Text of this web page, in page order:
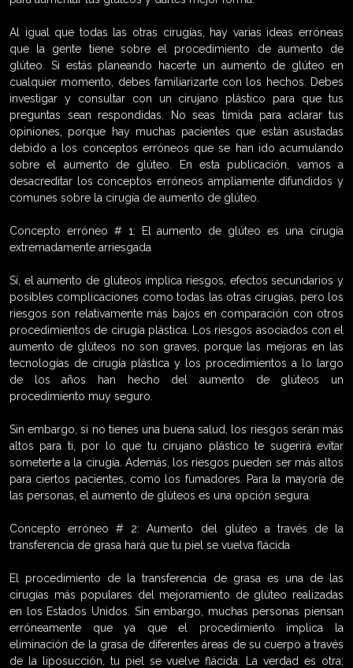
Al igual que todas las otras cirugías, hay varias ideas erróneas
que la gente tiene sobre el procedimiento de aumento de
glúteo. Si estás planeando hacerte un aumento de glúteo en
cualquier momento, debes familiarizarte con los hechos. Debes
investigar y consultar con un cirujano plástico para que tus
preguntas sean respondidas. No seas tímida para aclarar tus
opiniones, porque hay muchas pacientes que están asustadas
debido a los conceptos erróneos que se han ido acumulando
sobre el aumento de glúteo. En esta publicación, vamos a
desacreditar los conceptos erróneos ampliamente difundidos y
comunes sobre la cirugía de aumento de glúteo.
Concepto erróneo # 1: El aumento de glúteo es una cirugía
extremadamente arriesgada
Sí, el aumento de glúteos implica riesgos, efectos secundarios y
posibles complicaciones como todas las otras cirugías, pero los
riesgos son relativamente más bajos en comparación con otros
procedimientos de cirugía plástica. Los riesgos asociados con el
aumento de glúteos no son graves, porque las mejoras en las
tecnologías de cirugía plástica y los procedimientos a lo largo
de los años han hecho del aumento de glúteos un
procedimiento muy seguro.
Sin embargo, si no tienes una buena salud, los riesgos serán más
altos para ti, por lo que tu cirujano plástico te sugerirá evitar
someterte a la cirugía. Además, los riesgos pueden ser más altos
para ciertos pacientes, como los fumadores. Para la mayoría de
las personas, el aumento de glúteos es una opción segura.
Concepto erróneo # 2: Aumento del glúteo a través de la
transferencia de grasa hará que tu piel se vuelva flácida
El procedimiento de la transferencia de grasa es una de las
cirugías más populares del mejoramiento de glúteo realizadas
en los Estados Unidos. Sin embargo, muchas personas piensan
erróneamente que ya que el procedimiento implica la
eliminación de la grasa de diferentes áreas de su cuerpo a través
de la liposucción, tu piel se vuelve flácida. La verdad es otra;